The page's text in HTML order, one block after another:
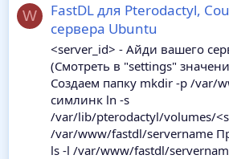
W
FastDL для Pterodactyl,
сервера Ubuntu
<server_id> - Айди вашего
(Смотреть в "settings"
Создаем папку mkdir -p /var/
симлинк ln -s
/var/lib/pterodactyl/volumes/
/var/www/fastdl/servername
ls -l /var/www/fastdl/